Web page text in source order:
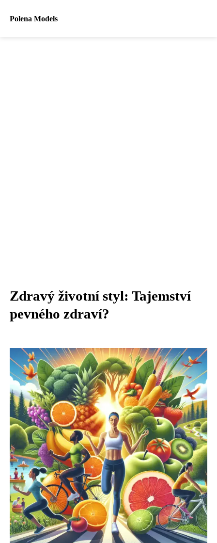
Polena Models
Zdravý životní styl: Tajemství
pevného zdraví?